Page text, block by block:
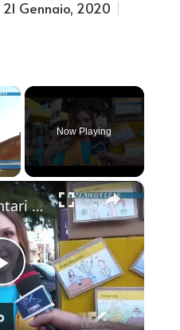
21 Gennaio, 2020
×
Now Playing
×
Play Video
Adrano. Volontari della Misericordia in piazza. "Come comportarsi per prevenire rischi in caso di c